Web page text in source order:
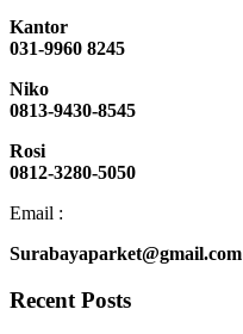
Kantor
031-9960 8245
Niko
0813-9430-8545
Rosi
0812-3280-5050
Email :
Surabayaparket@gmail.com
Recent Posts